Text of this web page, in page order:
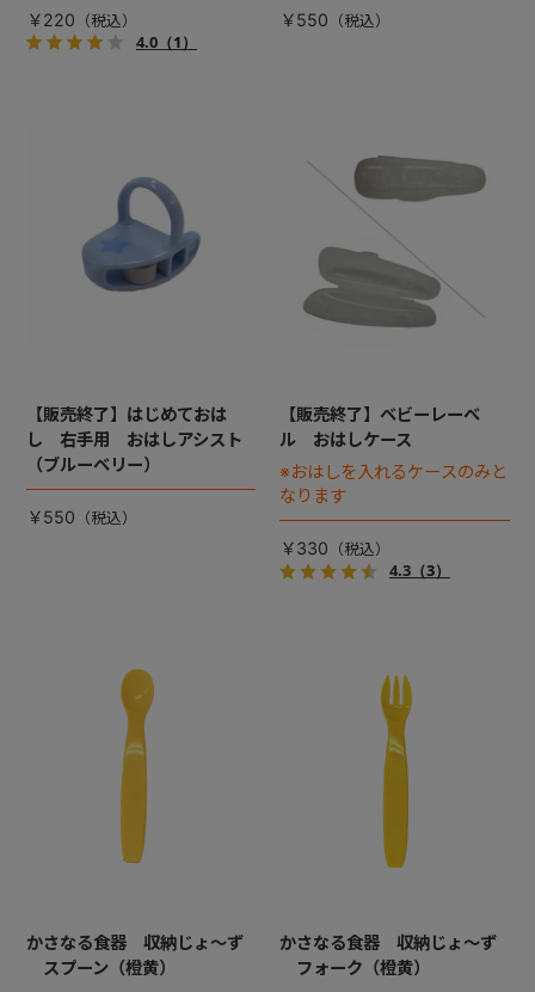
￥220
4.0（1）
￥550
【販売終了】はじめておは
し 右手用 おはしアシスト
（ブルーベリー）
￥550
【販売終了】ベビーレーベ
ル おはしケース
※おはしを入れるケースのみと
なります
￥330
4.3（3）
かさなる食器 収納じょ～ず
スプーン（橙黄）
かさなる食器 収納じょ～ず
フォーク（橙黄）